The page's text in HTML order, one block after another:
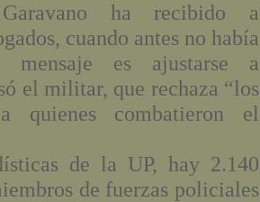
ha recibido a
cuando antes no había
mensaje es ajustarse a
el militar, que rechaza “los
quienes combatieron el
de la UP, hay 2.140
de fuerzas policiales